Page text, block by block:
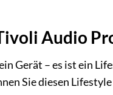
Audio
Gerät – es ist ein
Sie diesen